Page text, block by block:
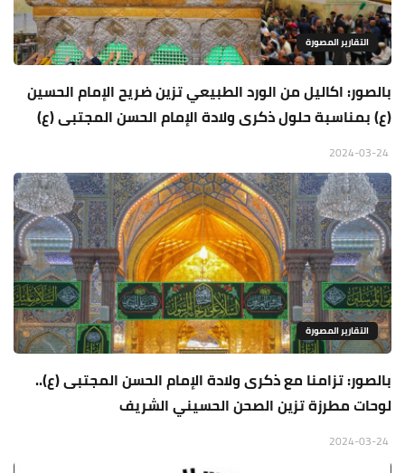
التقارير المصورة
بالصور: اكاليل من الورد الطبيعي تزين ضريح الإمام الحسين
(ع) بمناسبة حلول ذكرى ولادة الإمام الحسن المجتبى (ع)
التقارير المصورة
بالصور: تزامنا مع ذكرى ولادة الإمام الحسن المجتبى (ع)..
لوحات مطرزة تزين الصحن الحسيني الشريف